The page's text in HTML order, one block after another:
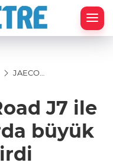
JAECOO
küresel
büyük
ses
getirdi
J7 ile
büyük